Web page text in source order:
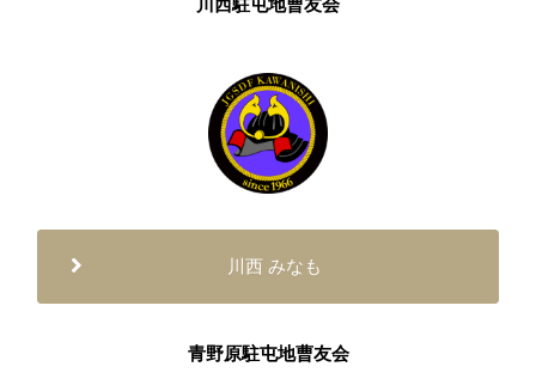
川西駐屯地曹友会
川西 みなも
青野原駐屯地曹友会